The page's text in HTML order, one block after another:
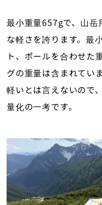
最小重量657gで、山岳
な軽さを誇ります。最
ト、ポールを合わせた
グの重量は含まれてい
軽いとは言えないので
量化の一考です。